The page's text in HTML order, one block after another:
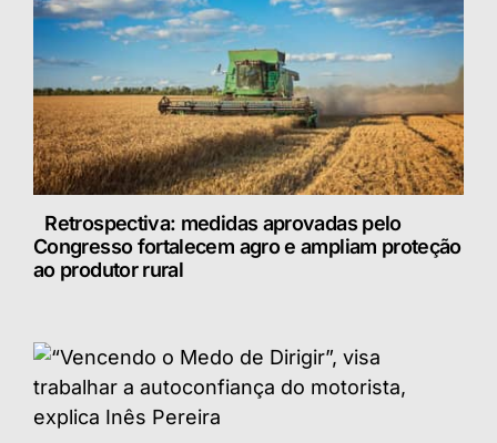
Retrospectiva: medidas aprovadas pelo
Congresso fortalecem agro e ampliam proteção
ao produtor rural